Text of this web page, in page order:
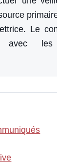
Le
avec les